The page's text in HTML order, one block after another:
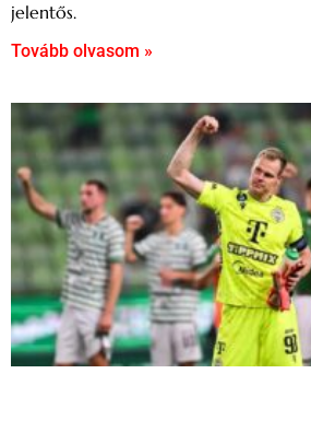
jelentős.
Tovább olvasom »